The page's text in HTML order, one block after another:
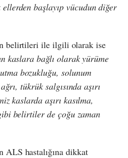
başlayıp vücudun diğer
belirtileri ile ilgili olarak ise
kaslara bağlı olarak yürüme
bozukluğu, solunum
tükrük salgısında aşırı
kaslarda aşırı kasılma,
belirtiler de çoğu zaman
ALS hastalığına dikkat